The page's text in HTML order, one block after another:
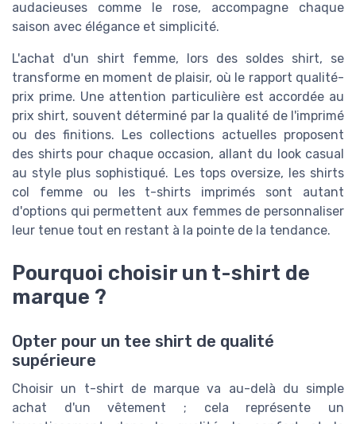
audacieuses comme le rose, accompagne chaque
saison avec élégance et simplicité.
L'achat d'un shirt femme, lors des soldes shirt, se
transforme en moment de plaisir, où le rapport qualité-
prix prime. Une attention particulière est accordée au
prix shirt, souvent déterminé par la qualité de l'imprimé
ou des finitions. Les collections actuelles proposent
des shirts pour chaque occasion, allant du look casual
au style plus sophistiqué. Les tops oversize, les shirts
col femme ou les t-shirts imprimés sont autant
d'options qui permettent aux femmes de personnaliser
leur tenue tout en restant à la pointe de la tendance.
Pourquoi choisir un t-shirt de
marque ?
Opter pour un tee shirt de qualité
supérieure
Choisir un t-shirt de marque va au-delà du simple
achat d'un vêtement ; cela représente un